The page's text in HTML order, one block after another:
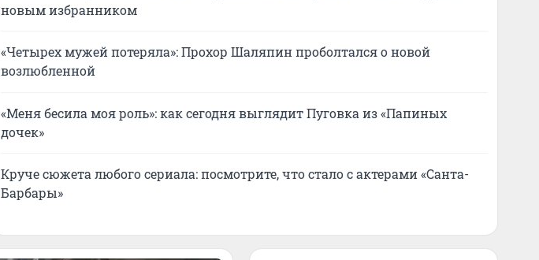
новым избранником
«Четырех мужей потеряла»: Прохор Шаляпин проболтался о новой
возлюбленной
«Меня бесила моя роль»: как сегодня выглядит Пуговка из «Папиных
дочек»
Круче сюжета любого сериала: посмотрите, что стало с актерами «Санта-
Барбары»